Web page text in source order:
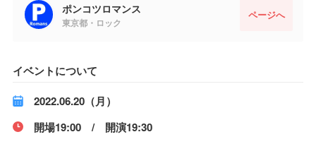
ポンコツロマンス
東京都・ロック
ページへ
イベントについて
2022.06.20（月）
開場19:00 / 開演19:30